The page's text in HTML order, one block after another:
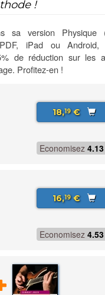
!
sa version Physique
iPad ou Android,
de réduction sur les
Profitez-en !
18,19€
Economisez 4.13
16,19€
Economisez 4.53